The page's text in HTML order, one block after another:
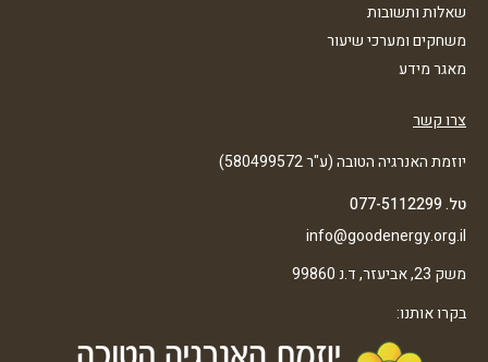
שאלות ותשובות
משחקים ומערכי שיעור
מאגר מידע
צרו קשר
יוזמת האנרגיה הטובה (ע"ר 580499572)
טל. 077-5112299
info@goodenergy.org.il
משק 23, אביעזר, ד.נ 99860
בקרו אותנו: